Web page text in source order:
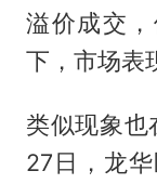
溢价成交
下，市场表
类似现象也
27日，龙